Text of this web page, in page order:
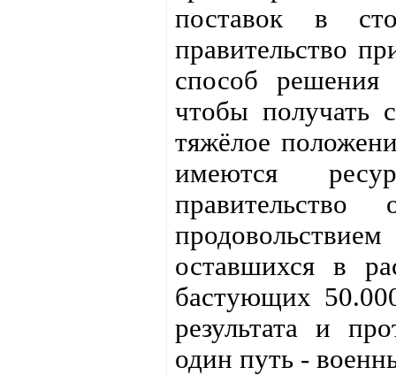
поставок в
правительство
способ решения
чтобы получать
тяжёлое
имеются
правительство
оставшихся в
бастующих
результата и
один путь -